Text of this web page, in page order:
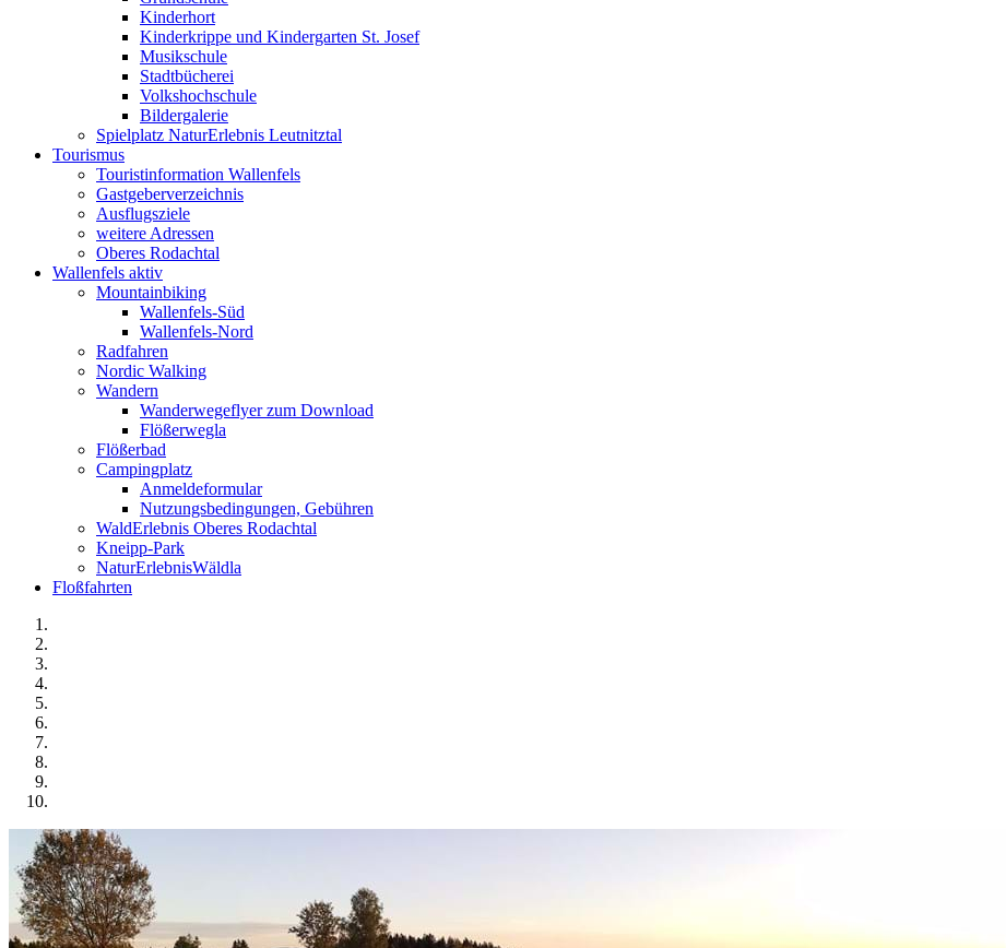
Kinderhort
Kinderkrippe und Kindergarten St. Josef
Musikschule
Stadtbücherei
Volkshochschule
Bildergalerie
Spielplatz NaturErlebnis Leutnitztal
Tourismus
Touristinformation Wallenfels
Gastgeberverzeichnis
Ausflugsziele
weitere Adressen
Oberes Rodachtal
Wallenfels aktiv
Mountainbiking
Wallenfels-Süd
Wallenfels-Nord
Radfahren
Nordic Walking
Wandern
Wanderwegeflyer zum Download
Flößerwegla
Flößerbad
Campingplatz
Anmeldeformular
Nutzungsbedingungen, Gebühren
WaldErlebnis Oberes Rodachtal
Kneipp-Park
NaturErlebnisWäldla
Floßfahrten